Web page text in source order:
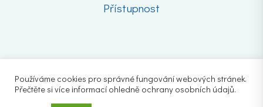
Přístupnost
Používáme cookies pro správné fungování webových stránek.
Přečtěte si více informací ohledně ochrany osobních údajů.